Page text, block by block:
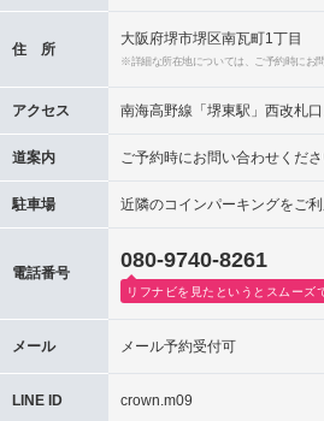
住 所
大阪府堺市堺区南瓦町1丁目
※詳細な所在地については、ご予約時にお
アクセス 南海高野線「堺東駅」西改札
道案内 ご予約時にお問い合わせくだ
駐車場 近隣のコインパーキングをご利
電話番号
080-9740-8261
リフナビを見たというとスムーズ
メール メール予約受付可
LINE ID crown.m09